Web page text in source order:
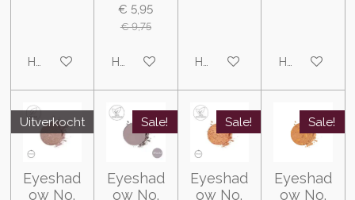
Houd mij op de hoogte
€ 5,95
€ 9,75
Houd mij op de hoogteHoud mij op de hoogte
Houd mij op
Uitverkocht
Eyeshad
ow No.
Sale!
Eyeshad
ow No.
Sale!
Eyeshad
ow No.
Sale!
Eyeshad
ow No.